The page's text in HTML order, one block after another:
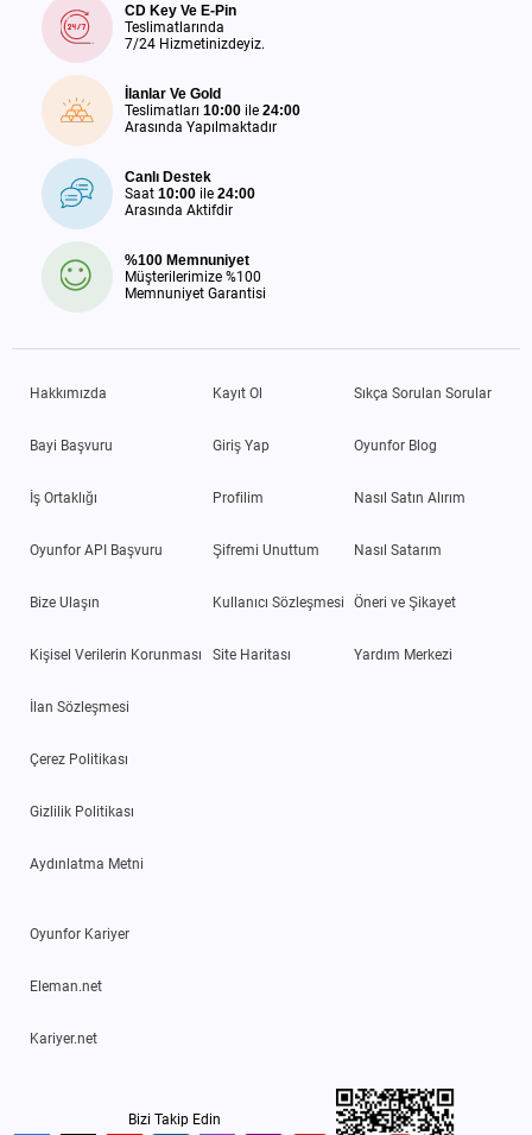
CD Key Ve E-Pin
Teslimatlarında
7/24 Hizmetinizdeyiz.
İlanlar Ve Gold
Teslimatları 10:00 ile 24:00
Arasında Yapılmaktadır
Canlı Destek
Saat 10:00 ile 24:00
Arasında Aktifdir
%100 Memnuniyet
Müşterilerimize %100
Memnuniyet Garantisi
Hakkımızda
Bayi Başvuru
İş Ortaklığı
Oyunfor API Başvuru
Bize Ulaşın
Kişisel Verilerin Korunması
İlan Sözleşmesi
Çerez Politikası
Gizlilik Politikası
Aydınlatma Metni
Kayıt Ol
Giriş Yap
Profilim
Şifremi Unuttum
Kullanıcı Sözleşmesi
Site Haritası
Sıkça Sorulan Sorular
Oyunfor Blog
Nasıl Satın Alırım
Nasıl Satarım
Öneri ve Şikayet
Yardım Merkezi
Oyunfor Kariyer
Eleman.net
Kariyer.net
Bizi Takip Edin